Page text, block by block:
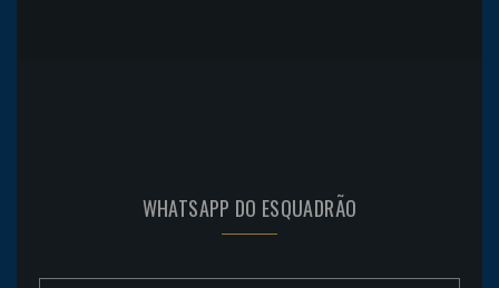
WHATSAPP DO ESQUADRÃO